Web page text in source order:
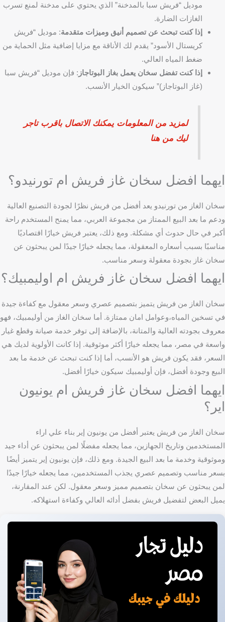
موديل “فريش سبا بالمدخنة” الذي يحتوي على مدخنة لمنع تسرب
الغازات الضارة.
إذا كنت تبحث عن تصميم أنيق وميزات متقدمة: موديل “فريش
كريستال الأسود” يقدم لك الأناقة مع مزايا إضافية مثل الحماية من
ضغط المياه العالي.
إذا كنت تفضل سخان يعمل بغاز البوتاجاز : فإن موديل “فريش سبا
(غاز البوتاجاز)” سيكون الخيار الأنسب.
لمزيد من المعلومات يمكنك الاتصال باقرب تاجر
ليك من هنا
ايهما افضل سخان غاز فريش ام تورنيدو؟
سخان الغاز من تورنيدو يعد أفضل من فريش نظرًا لجودة التصنيع العالية
ودعم ما بعد البيع الممتاز من مجموعة العربي، مما يمنح المستخدم راحة
أكبر في حال حدوث أي مشكلة. ومع ذلك، يعتبر فريش خيارًا اقتصاديًا
مناسبًا بسبب أسعاره المعقولة، مما يجعله خيارًا جيدًا لمن يبحثون عن
سخان غاز بجودة معقولة وسعر مناسب.
ايهما افضل سخان غاز فريش ام اوليمبيك؟
سخان الغاز من فريش يتميز بتصميم عصري وسعر معقول مع كفاءة جيدة
في تسخين المياه،وعوامل امان ممتازة. أما سخان الغاز من أوليمبيك، فهو
معروف بجودته العالية والمتانة، بالإضافة إلى توفر خدمة صيانة وقطع غيار
واسعة في مصر، مما يجعله خيارًا أكثر موثوقية. إذا كانت الأولوية لديك هي
السعر، فقد يكون فريش هو الأنسب، أما إذا كنت تبحث عن خدمة ما بعد
البيع وجودة أفضل، فإن أوليمبيك سيكون خيارًا أفضل.
ايهما افضل سخان غاز فريش ام يونيون
اير؟
سخان الغاز من فريش يعتبر أفضل من يونيون إير بناء علي اراء
المستخدمين وتاريخ الجهازين، مما يجعله مفضلًا لمن يبحثون عن أداء جيد
وموثوقية وخدمة ما بعد البيع الجيدة. ومع ذلك، فإن يونيون إير يتميز أيضًا
بسعر مناسب وتصميم عصري يجذب المستخدمين، مما يجعله خيارًا جيدًا
لمن يبحثون عن سخان بتصميم مميز وسعر معقول. لكن عند المقارنة،
يميل البعض لتفضيل فريش بفضل أدائه العالي وكفاءة استهلاكه.